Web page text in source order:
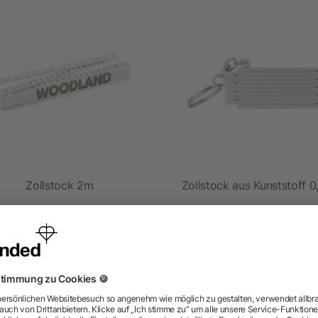
Zollstock 2m
ab 1,49 €
Zollstock aus Kunststoff